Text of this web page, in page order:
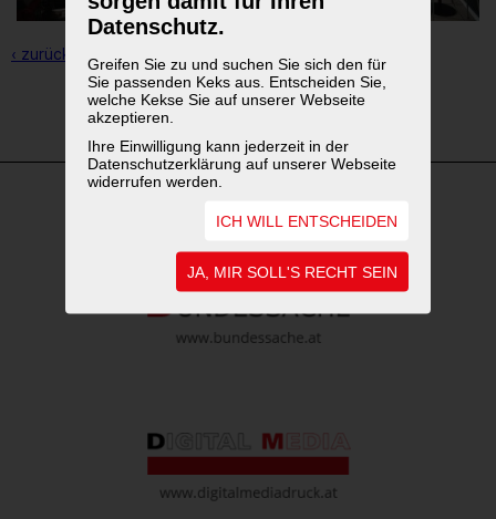
Datenschutz.
Greifen Sie zu und suchen Sie sich den für
Sie passenden Keks aus. Entscheiden Sie,
welche Kekse Sie auf unserer Webseite
akzeptieren.
Ihre Einwilligung kann jederzeit in der
Datenschutzerklärung auf unserer Webseite
widerrufen werden.
ICH WILL ENTSCHEIDEN
JA, MIR SOLL'S RECHT SEIN
‹ zurück zur Übersicht
1 2
WEITERFÜHRENDE LINKS